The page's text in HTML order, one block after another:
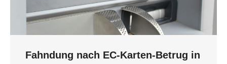
Fahndung nach EC-Karten-Betrug in